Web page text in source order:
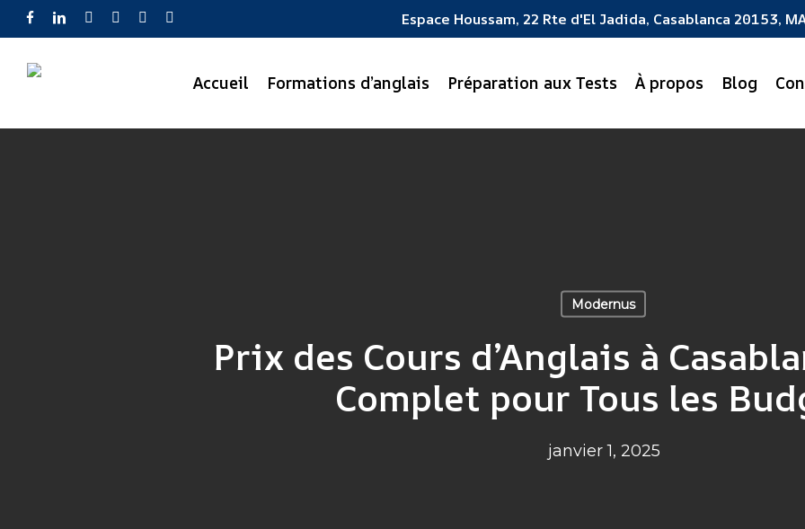
Skip
to
main
facebooklinkedinyoutubeinstagramphoneemail Espace Houssam, 22 Rte d'El Jadida, Casablanca 20153,
Accueil Formations d’anglais Préparation aux Tests À propos Blog
Modernus
Prix des Cours d’Anglais à
Complet pour Tous les
janvier 1, 2025